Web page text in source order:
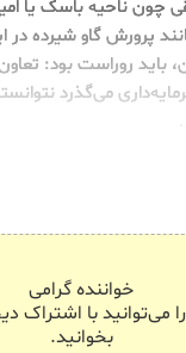
ناحیه باسک یا امیلیا
پرورش گاو شیرده در
باید روراست بود:
می‌گذرد
خواننده گرامی
می‌توانید با اشتراک
بخوانید.